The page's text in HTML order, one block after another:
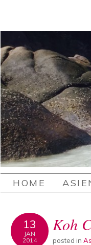
2
Stefanie's und Lisa's
SKIP TO
HOME
13
JAN
2014
Koh
posted in